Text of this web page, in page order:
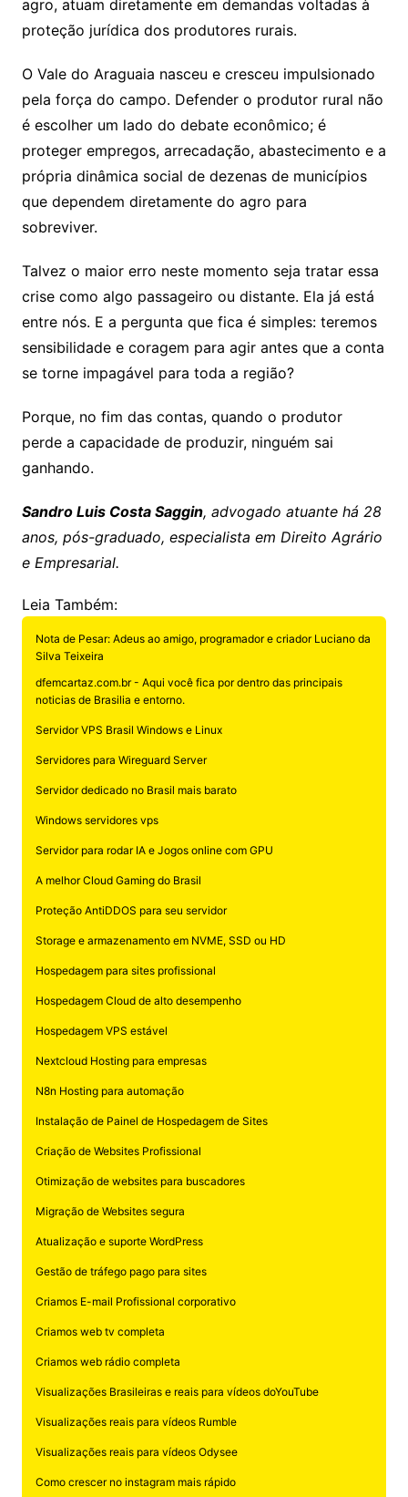
agro, atuam diretamente em demandas voltadas à
proteção jurídica dos produtores rurais.
O Vale do Araguaia nasceu e cresceu impulsionado
pela força do campo. Defender o produtor rural não
é escolher um lado do debate econômico; é
proteger empregos, arrecadação, abastecimento e a
própria dinâmica social de dezenas de municípios
que dependem diretamente do agro para
sobreviver.
Talvez o maior erro neste momento seja tratar essa
crise como algo passageiro ou distante. Ela já está
entre nós. E a pergunta que fica é simples: teremos
sensibilidade e coragem para agir antes que a conta
se torne impagável para toda a região?
Porque, no fim das contas, quando o produtor
perde a capacidade de produzir, ninguém sai
ganhando.
Sandro Luis Costa Saggin, advogado atuante há 28
anos, pós-graduado, especialista em Direito Agrário
e Empresarial.
Leia Também:
Nota de Pesar: Adeus ao amigo, programador e criador Luciano da
Silva Teixeira
dfemcartaz.com.br - Aqui você fica por dentro das principais
noticias de Brasilia e entorno.
Servidor VPS Brasil Windows e Linux
Servidores para Wireguard Server
Servidor dedicado no Brasil mais barato
Windows servidores vps
Servidor para rodar IA e Jogos online com GPU
A melhor Cloud Gaming do Brasil
Proteção AntiDDOS para seu servidor
Storage e armazenamento em NVME, SSD ou HD
Hospedagem para sites profissional
Hospedagem Cloud de alto desempenho
Hospedagem VPS estável
Nextcloud Hosting para empresas
N8n Hosting para automação
Instalação de Painel de Hospedagem de Sites
Criação de Websites Profissional
Otimização de websites para buscadores
Migração de Websites segura
Atualização e suporte WordPress
Gestão de tráfego pago para sites
Criamos E-mail Profissional corporativo
Criamos web tv completa
Criamos web rádio completa
Visualizações Brasileiras e reais para vídeos doYouTube
Visualizações reais para vídeos Rumble
Visualizações reais para vídeos Odysee
Como crescer no instagram mais rápido